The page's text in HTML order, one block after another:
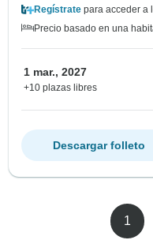
Regístrate para acceder a
Precio basado en una
1 mar., 2027
+10 plazas libres
Descargar folleto
1